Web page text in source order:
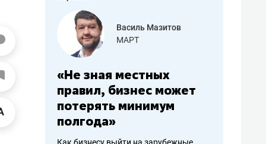
работа
Василь Мазитов
МАРТ
«Не зная местных
правил, бизнес может
потерять минимум
полгода»